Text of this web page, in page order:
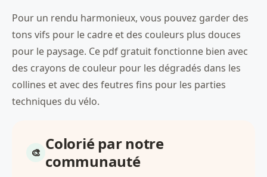
Pour un rendu harmonieux, vous pouvez garder des
tons vifs pour le cadre et des couleurs plus douces
pour le paysage. Ce pdf gratuit fonctionne bien avec
des crayons de couleur pour les dégradés dans les
collines et avec des feutres fins pour les parties
techniques du vélo.
Colorié par notre
communauté